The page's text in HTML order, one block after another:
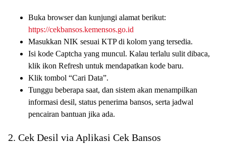
Buka browser dan kunjungi alamat berikut:
https://cekbansos.kemensos.go.id
Masukkan NIK sesuai KTP di kolom yang tersedia.
Isi kode Captcha yang muncul. Kalau terlalu sulit dibaca,
klik ikon Refresh untuk mendapatkan kode baru.
Klik tombol “Cari Data”.
Tunggu beberapa saat, dan sistem akan menampilkan
informasi desil, status penerima bansos, serta jadwal
pencairan bantuan jika ada.
2. Cek Desil via Aplikasi Cek Bansos